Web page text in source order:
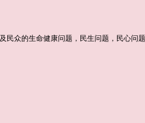
众的生命健康问题，民生问题，民心问